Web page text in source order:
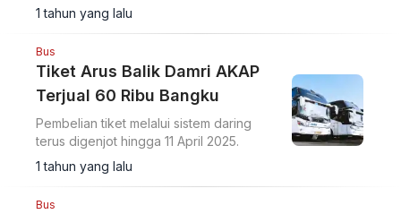
1 tahun yang lalu
Bus
Tiket Arus Balik Damri AKAP
Terjual 60 Ribu Bangku
Pembelian tiket melalui sistem daring
terus digenjot hingga 11 April 2025.
1 tahun yang lalu
Bus